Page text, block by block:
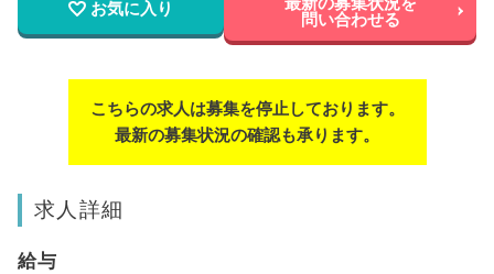
お気に入り
問い合わせる
こちらの求人は募集を停止しております。
最新の募集状況の確認も承ります。
求人詳細
給与